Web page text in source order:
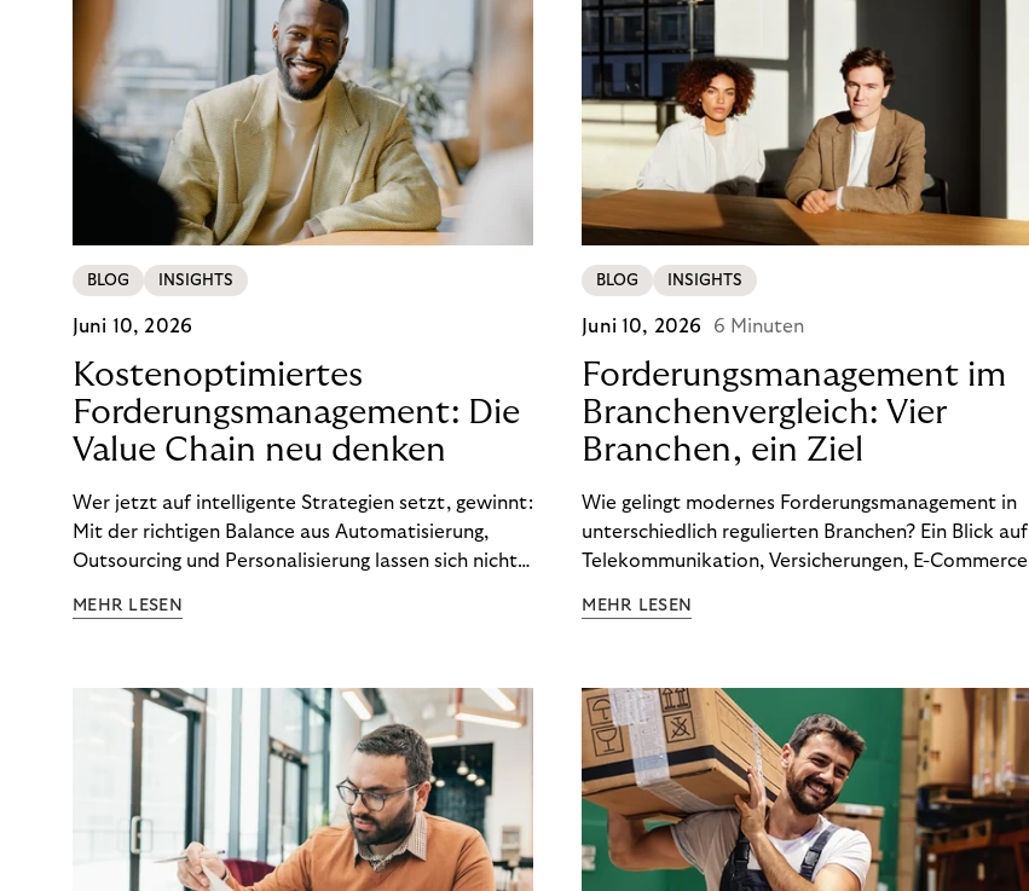
BLOG INSIGHTS
Juni 10, 2026
Kostenoptimiertes
Forderungsmanagement: Die
Value Chain neu denken
Wer jetzt auf intelligente Strategien setzt, gewinnt:
Mit der richtigen Balance aus Automatisierung,
Outsourcing und Personalisierung lassen sich nicht
Ergebnisse sichern. Riverty zeigt, wie Recovery-
MEHR LESEN
BLOG INSIGHTS
Juni 10, 2026 6 Minuten
Forderungsmanagement im
Branchenvergleich: Vier
Branchen, ein Ziel
Wie gelingt modernes Forderungsmanagement in
unterschiedlich regulierten Branchen? Ein Blick auf
Telekommunikation, Versicherungen, E-Commerce
wirksam reduzieren will, braucht keine
MEHR LESEN